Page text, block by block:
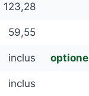
123,28
59,55
inclus
inclus